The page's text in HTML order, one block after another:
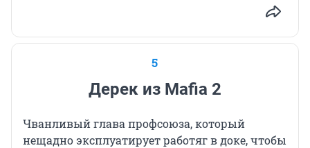
5
Дерек из Mafia 2
Чванливый глава профсоюза, который
нещадно эксплуатирует работяг в доке, чтобы